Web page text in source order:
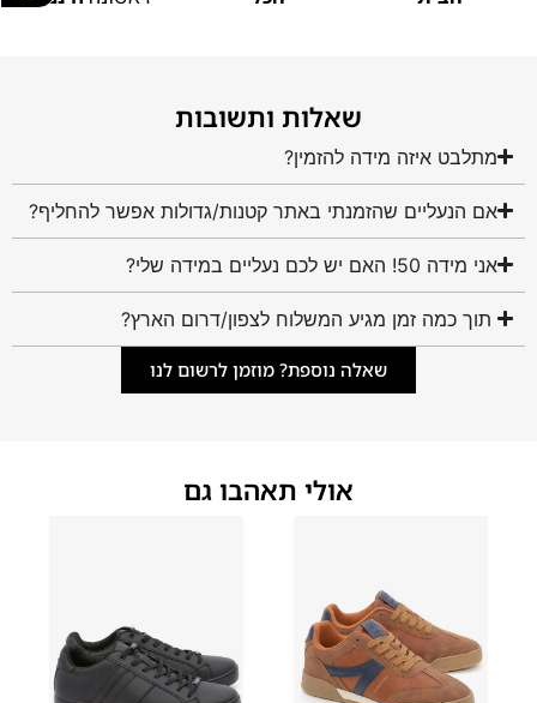
שאלות ותשובות
מתלבט איזה מידה להזמין?
אם הנעליים שהזמנתי באתר קטנות/גדולות אפשר להחליף?
אני מידה 50! האם יש לכם נעליים במידה שלי?
תוך כמה זמן מגיע המשלוח לצפון/דרום הארץ?
שאלה נוספת? מוזמן לרשום לנו
אולי תאהבו גם